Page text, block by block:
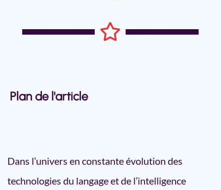

Plan de l'article
assistants virtuels
de nos deux protagonistes
Dans l’univers en constante évolution des
technologies du langage et de l’intelligence